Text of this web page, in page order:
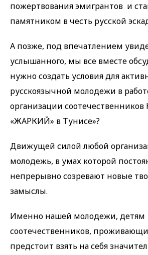
пожертвования эмигрантов и
памятником в честь русской
А позже, под впечатлением
услышанного, мы все вместе
нужно создать условия для
русскоязычной молодежи в
организации соотечественников
«ЖАРКИЙ» в Тунисе»?
Движущей силой любой
молодежь, в умах которой
непрерывно созревают новые
замыслы.
Именно нашей молодежи, детям
соотечественников,
предстоит взять на себя